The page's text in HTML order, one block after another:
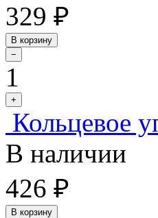
329 ₽
В корзину
−
1
+
Кольцевое
В наличии
426 ₽
В корзину